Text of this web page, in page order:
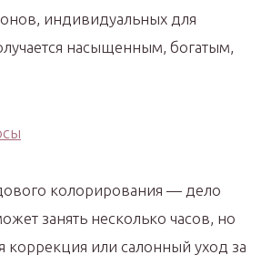
индивидуальных для
насыщенным, богатым,
колорирования — дело
занять несколько часов, но
коррекция или салонный уход за